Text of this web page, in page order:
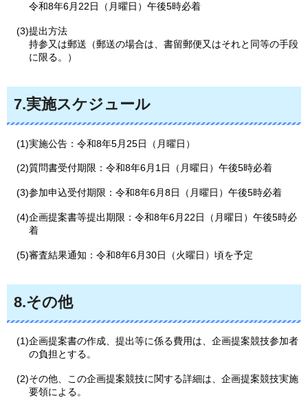
令和8年6月22日（月曜日）午後5時必着
(3)提出方法
持参又は郵送（郵送の場合は、書留郵便又はそれと同等の手段
に限る。）
7.実施スケジュール
(1)実施公告：令和8年5月25日（月曜日）
(2)質問書受付期限：令和8年6月1日（月曜日）午後5時必着
(3)参加申込受付期限：令和8年6月8日（月曜日）午後5時必着
(4)企画提案書等提出期限：令和8年6月22日（月曜日）午後5時必
着
(5)審査結果通知：令和8年6月30日（火曜日）頃を予定
8.その他
(1)企画提案書の作成、提出等に係る費用は、企画提案競技参加者
の負担とする。
(2)その他、この企画提案競技に関する詳細は、企画提案競技実施
要領による。